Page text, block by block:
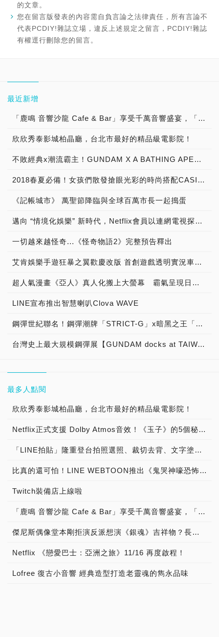
的文章。
您在留言版發表的內容需自負言論之法律責任，所有言論不
代表PCDIY!雜誌立場，違反上述規定之留言，PCDIY!雜誌
有權逕行刪除您的留言。
最近新增
「鹿鳴 音響沙龍 Cafe & Bar」享受千萬音響盛宴，「聽黑膠 古典樂 流行音樂 談音樂 聊音響 喝咖啡 品美酒」體驗「Burmester 柏林之音旗艦擴大器」與「B&W Nautilus 鸚鵡螺頂級喇叭 」發燒音響迷人魅力！
欣欣秀泰影城柏晶廳，台北市最好的精品級電影院！
不敗經典x潮流霸主！GUNDAM X A BATHING APE® 首度跨界合作
2018春夏必備！女孩們散發搶眼光彩的時尚搭配CASIO TR Mini X JILL by JILLSTUART櫻花粉浪漫限量組合
《記帳城市》 萬聖節降臨與全球百萬市長一起搗蛋
邁向 “情境化娛樂” 新時代，Netflix會員以連網電視探索娛樂新視界
一切越來越怪奇...《怪奇物語2》完整預告釋出
艾肯娛樂手遊狂暴之翼歡慶改版 首創遊戲透明實況車「狂暴列車」現身台北街頭
超人氣漫畫《亞人》真人化搬上大螢幕 霸氣呈現日系變種人的磅礡大戰！
LINE宣布推出智慧喇叭Clova WAVE
鋼彈世紀聯名！鋼彈潮牌「STRICT-G」x暗黑之王「mastermind JAPAN」
台灣史上最大規模鋼彈展【GUNDAM docks at TAIWAN】磅礡登場
最多人點閱
欣欣秀泰影城柏晶廳，台北市最好的精品級電影院！
Netflix正式支援 Dolby Atmos音效！《玉子》的5個秘密數字初公開！
「LINE拍貼」隆重登台拍照選照、裁切去背、文字塗鴉三步完成專屬貼圖
比真的還可怕！LINE WEBTOON推出《鬼哭神嚎恐怖動態特輯》
Twitch裝備店上線啦
「鹿鳴 音響沙龍 Cafe & Bar」享受千萬音響盛宴，「聽黑膠 古典樂 流行音樂 談音樂 聊音響 喝咖啡 品美酒」體驗「Burmester 柏林之音旗艦擴大器」與「B&W Nautilus 鸚鵡螺頂級喇叭 」發燒音響迷人魅力！
傑尼斯偶像堂本剛拒演反派想演《銀魂》吉祥物？長澤雅美下海扮母猩猩？
Netflix 《戀愛巴士：亞洲之旅》11/16 再度啟程！
Lofree 復古小音響 經典造型打造老靈魂的雋永品味